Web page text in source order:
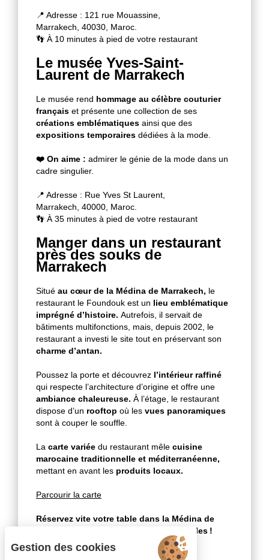
📍 Adresse : 121 rue Mouassine,
Marrakech, 40030, Maroc.
👣 À 10 minutes à pied de votre restaurant
Le musée Yves-Saint-
Laurent de Marrakech
Le musée rend hommage au célèbre couturier
français et présente une collection de ses
créations emblématiques ainsi que des
expositions temporaires dédiées à la mode.
❤️ On aime : admirer le génie de la mode dans un
cadre singulier.
📍 Adresse : Rue Yves St Laurent,
Marrakech, 40000, Maroc.
👣 À 35 minutes à pied de votre restaurant
Manger dans un restaurant
près des souks de
Marrakech
Situé au cœur de la Médina de Marrakech, le
restaurant le Foundouk est un lieu emblématique
imprégné d’histoire. Autrefois, il servait de
bâtiments multifonctions, mais, depuis 2002, le
restaurant a investi le site tout en préservant son
charme d’antan.
Poussez la porte et découvrez l’intérieur raffiné
qui respecte l’architecture d’origine et offre une
ambiance chaleureuse. À l’étage, le restaurant
dispose d’un rooftop où les vues panoramiques
sont à couper le souffle.
La carte variée du restaurant mêle cuisine
marocaine traditionnelle et méditerranéenne,
mettant en avant les produits locaux.
Parcourir la carte
Réservez vite votre table dans la Médina de
Marrakech pour faire plaisir à vos papilles !
Gestion des cookies